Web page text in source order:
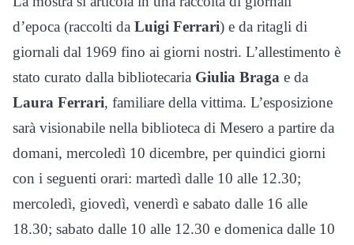
d’epoca (raccolti da Luigi Ferrari) e da ritagli di
giornali dal 1969 fino ai giorni nostri. L’allestimento è
stato curato dalla bibliotecaria Giulia Braga e da
Laura Ferrari, familiare della vittima. L’esposizione
sarà visionabile nella biblioteca di Mesero a partire da
domani, mercoledì 10 dicembre, per quindici giorni
con i seguenti orari: martedì dalle 10 alle 12.30;
mercoledì, giovedì, venerdì e sabato dalle 16 alle
18.30; sabato dalle 10 alle 12.30 e domenica dalle 10